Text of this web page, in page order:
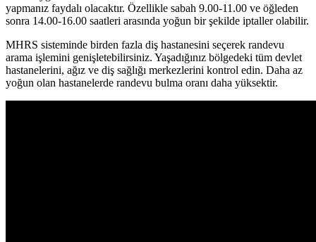
yapmanız faydalı olacaktır. Özellikle sabah 9.00-11.00 ve öğleden
sonra 14.00-16.00 saatleri arasında yoğun bir şekilde iptaller olabilir.
MHRS sisteminde birden fazla diş hastanesini seçerek randevu
arama işlemini genişletebilirsiniz. Yaşadığınız bölgedeki tüm devlet
hastanelerini, ağız ve diş sağlığı merkezlerini kontrol edin. Daha az
yoğun olan hastanelerde randevu bulma oranı daha yüksektir.